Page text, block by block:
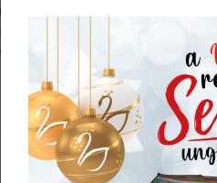
e farmacisti preparatori così da
e alla formazione per ideare e
in termini di efficacia,